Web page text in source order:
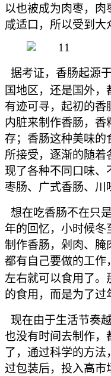
以也被成为肉枣，
咸适口，所以受到大
据考证，香肠起源
国地区，还是国外
有迹可寻，起初的香
内脏来制作香肠，
存；香肠这种美味的
所接受，逐渐的随着
现了各种不同口味、
枣肠、广式香肠、川
想在吃香肠不在只
年的回忆，小时候
制作香肠，剁肉、腌
都有自己要做的工作
左右就可以食用了。
的食用，而是为了过
现在由于生活节奏
也没有时间去制作，
了，通过科学的方
过包装后，投入高市